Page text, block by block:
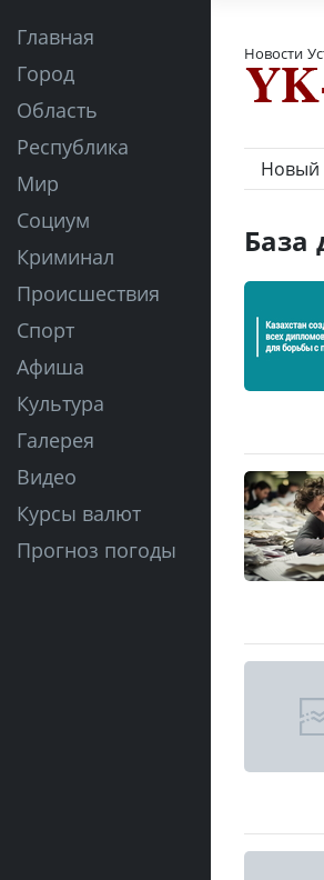
Главная
Город
Область
Республика
Мир
Социум
Криминал
Происшествия
Спорт
Афиша
Культура
Галерея
Видео
Курсы валют
Прогноз погоды
Новости
Новый
База